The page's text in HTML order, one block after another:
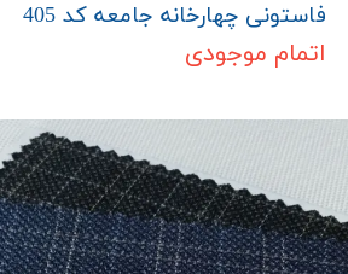
فاستونی چهارخانه جامعه کد 405
اتمام موجودی